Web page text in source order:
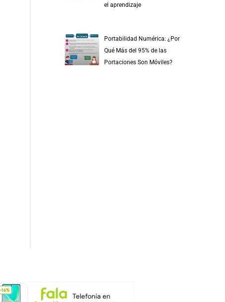
el aprendizaje
Portabilidad Numérica: ¿Por
Qué Más del 95% de las
Portaciones Son Móviles?